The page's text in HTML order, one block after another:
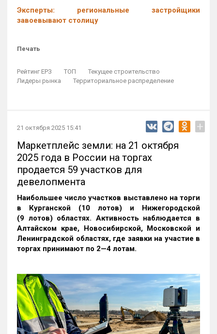
Эксперты: региональные застройщики
завоевывают столицу
Печать
Рейтинг ЕРЗ ТОП
Текущее строительство
Лидеры рынка
Территориальное распределение
21 октября 2025 15:41 +
Маркетплейс земли: на 21 октября
2025 года в России на торгах
продается 59 участков для
девелопмента
Наибольшее число участков выставлено на торги
в Курганской (10 лотов) и Нижегородской
(9 лотов) областях. Активность наблюдается в
Алтайском крае, Новосибирской, Московской и
Ленинградской областях, где заявки на участие в
торгах принимают по 2—4 лотам.